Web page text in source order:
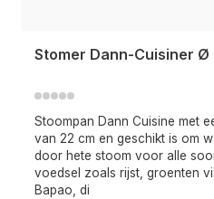
Stomer Dann-Cuisiner Ø
Stoompan Dann Cuisine met
van 22 cm en geschikt is om
door hete stoom voor alle
voedsel zoals rijst, groenten
Bapao, di